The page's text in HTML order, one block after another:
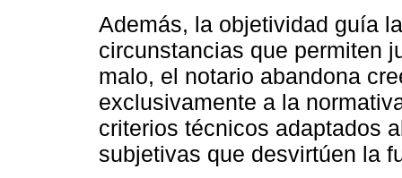
Además, la objetividad guía
circunstancias que permiten
malo, el notario abandona
exclusivamente a la
criterios técnicos adaptados
subjetivas que desvirtúen la